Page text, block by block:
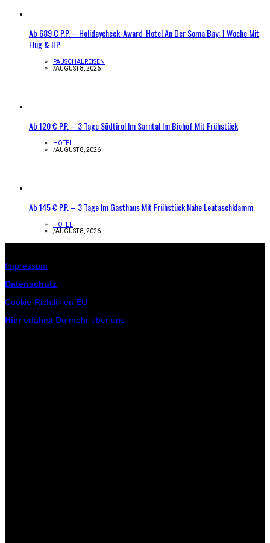
Ab 689 € P.P. – Holidaycheck-Award-Hotel An Der Soma Bay: 1 Woche Mit
Flug & HP
PAUSCHALREISEN
/AUGUST 8, 2026
Ab 120 € P.P. – 3 Tage Südtirol Im Sarntal Im Biohof Mit Frühstück
HOTEL
/AUGUST 8, 2026
Ab 145 € P.P. – 3 Tage Im Gasthaus Mit Frühstück Nahe Leutaschklamm
HOTEL
/AUGUST 8, 2026
Impressum
Datenschutz
Cookie-Richtlinien EU
Hiererfährst Du mehr über uns